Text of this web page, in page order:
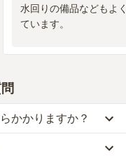
水回りの備品などもよ
ています。
かかりますか？
238万円、樹木葬が約52